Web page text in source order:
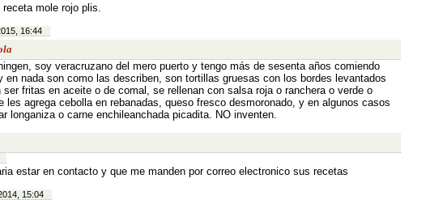
mole rojo plis.
16:44
soy veracruzano del mero puerto y tengo más de sesenta años comiendo
en nada son como las describen, son tortillas gruesas con los bordes levantados
ser fritas en aceite o de comal, se rellenan con salsa roja o ranchera o verde o
les agrega cebolla en rebanadas, queso fresco desmoronado, y en algunos casos
longaniza o carne enchileanchada picadita. NO inventen.
estar en contacto y que me manden por correo electronico sus recetas
15:04